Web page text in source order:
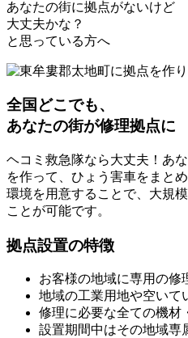
あなたの街に拠点がないけど
大丈夫かな？
と思っている方へ
全国どこでも、
あなたの街が修理拠点に
ヘコミ救急隊なら大丈夫！あ
を作って、ひょう害車をまと
環境を用意することで、大規
ことが可能です。
拠点設置の特徴
お客様の地域に専用の修
地域の工業用地や空いて
修理に必要な全ての機材
設置期間中はその地域専